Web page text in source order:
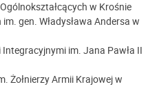
w Krośnie
gen. Władysława Andersa w
im. Jana Pawła II
Żołnierzy Armii Krajowej w